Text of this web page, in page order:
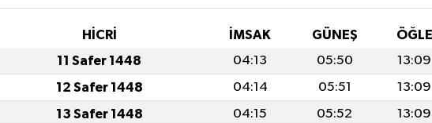
HİCRİ İMSAK GÜNEŞ ÖĞLE
11 Safer 1448 04:13 05:50 13:09
12 Safer 1448 04:14 05:51 13:09
13 Safer 1448 04:15 05:52 13:09